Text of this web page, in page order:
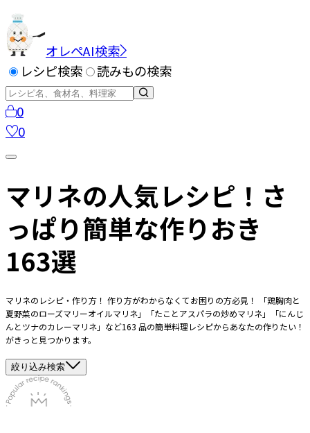
オレペAI検索
レシピ検索
読みもの検索
0
0
マリネの人気レシピ！さ
っぱり簡単な作りおき
163選
マリネのレシピ・作り方！ 作り方がわからなくてお困りの方必見！ 「鶏胸肉と
夏野菜のローズマリーオイルマリネ」「たことアスパラの炒めマリネ」「にんじ
んとツナのカレーマリネ」など163 品の簡単料理レシピからあなたの作りたい！
がきっと見つかります。
絞り込み検索